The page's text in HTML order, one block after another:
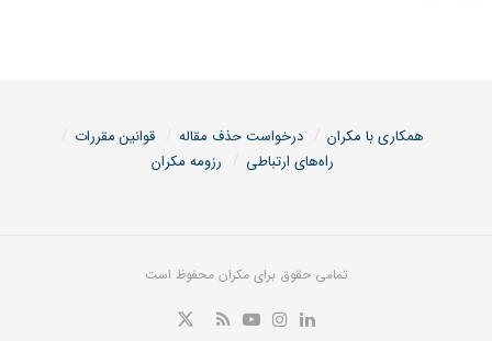
همکاری با مکران درخواست حذف مقاله
قوانین مقررات
راه‌های ارتباطی
رزومه مکران
تمامی حقوق برای مکران محفوظ است